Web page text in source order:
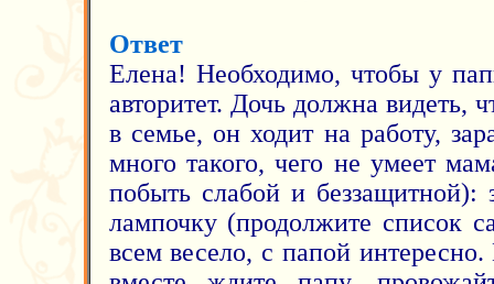
Ответ
Елена! Необходимо, чтобы у
авторитет. Дочь должна видеть,
в семье, он ходит на работу,
много такого, чего не умеет
побыть слабой и беззащитной):
лампочку (продолжите список
всем весело, с папой интересно.